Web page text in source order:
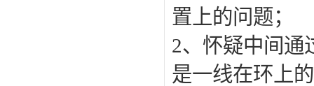
置上的问题；
2、怀疑中间通
是一线在环上